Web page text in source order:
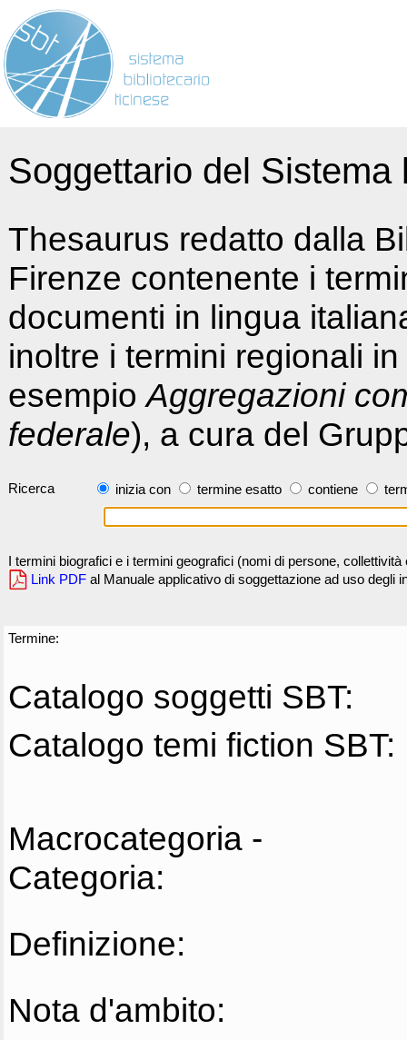
Soggettario del
Thesaurus redatto dalla
Firenze contenente i
documenti in lingua
inoltre i termini regionali
esempioAggregazioni
federale), a cura del
Ricerca inizia con termine esatto contiene
I termini biografici e i termini geografici (nomi di persone,
Link PDF al Manuale applicativo di soggettazione ad uso degli
Termine:
Catalogo soggetti SBT:
Catalogo temi fiction SBT:
Macrocategoria -
Categoria:
Definizione:
Nota d'ambito: